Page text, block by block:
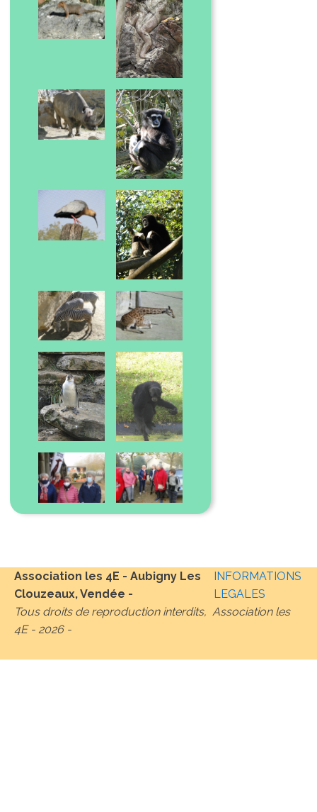
Association les 4E - Aubigny Les
Clouzeaux, Vendée -
INFORMATIONS
LEGALES
Tous droits de reproduction interdits, Association les
4E - 2026-